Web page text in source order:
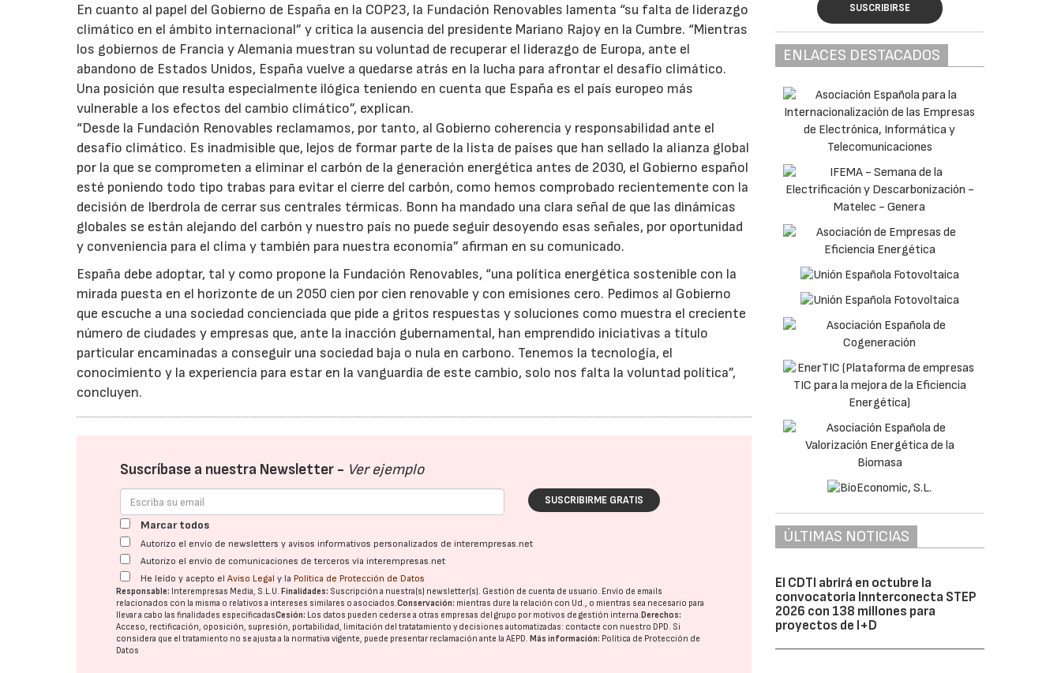
En cuanto al papel del Gobierno de España en la COP23, la Fundación Renovables lamenta “su falta de liderazgo
climático en el ámbito internacional” y critica la ausencia del presidente Mariano Rajoy en la Cumbre. “Mientras
los gobiernos de Francia y Alemania muestran su voluntad de recuperar el liderazgo de Europa, ante el
abandono de Estados Unidos, España vuelve a quedarse atrás en la lucha para afrontar el desafío climático.
Una posición que resulta especialmente ilógica teniendo en cuenta que España es el país europeo más
vulnerable a los efectos del cambio climático”, explican.
“Desde la Fundación Renovables reclamamos, por tanto, al Gobierno coherencia y responsabilidad ante el
desafío climático. Es inadmisible que, lejos de formar parte de la lista de países que han sellado la alianza global
por la que se comprometen a eliminar el carbón de la generación energética antes de 2030, el Gobierno español
esté poniendo todo tipo trabas para evitar el cierre del carbón, como hemos comprobado recientemente con la
decisión de Iberdrola de cerrar sus centrales térmicas. Bonn ha mandado una clara señal de que las dinámicas
globales se están alejando del carbón y nuestro país no puede seguir desoyendo esas señales, por oportunidad
y conveniencia para el clima y también para nuestra economía” afirman en su comunicado.
España debe adoptar, tal y como propone la Fundación Renovables, “una política energética sostenible con la
mirada puesta en el horizonte de un 2050 cien por cien renovable y con emisiones cero. Pedimos al Gobierno
que escuche a una sociedad concienciada que pide a gritos respuestas y soluciones como muestra el creciente
número de ciudades y empresas que, ante la inacción gubernamental, han emprendido iniciativas a título
particular encaminadas a conseguir una sociedad baja o nula en carbono. Tenemos la tecnología, el
conocimiento y la experiencia para estar en la vanguardia de este cambio, solo nos falta la voluntad política”,
concluyen.
Suscríbase a nuestra Newsletter - Ver ejemplo
SUSCRIBIRME GRATIS
Marcar todos
Autorizo el envío de newsletters y avisos informativos personalizados de interempresas.net
Autorizo el envío de comunicaciones de terceros vía interempresas.net
He leído y acepto elAviso Legal y la Política de Protección de Datos
Responsable: Interempresas Media, S.L.U. Finalidades: Suscripción a nuestra(s) newsletter(s). Gestión de cuenta de usuario. Envío de emails
relacionados con la misma o relativos a intereses similares o asociados.Conservación: mientras dure la relación con Ud., o mientras sea necesario para
llevar a cabo las finalidades especificadasCesión: Los datos pueden cederse a otras empresas del grupo por motivos de gestión interna. Derechos:
Acceso, rectificación, oposición, supresión, portabilidad, limitación del tratatamiento y decisiones automatizadas: contacte con nuestro DPD. Si
considera que el tratamiento no se ajusta a la normativa vigente, puede presentar reclamación ante laAEPD. Más información: Política de Protección de
Datos
SUSCRIBIRSE
ENLACES DESTACADOS
ÚLTIMAS NOTICIAS
El CDTI abrirá en octubre la
convocatoria Innterconecta STEP
2026 con 138 millones para
proyectos de I+D